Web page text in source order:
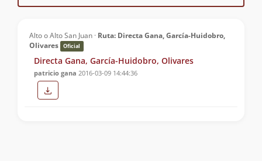
Alto o Alto San Juan · Ruta: Directa Gana, García-Huidobro,
Olivares
Oficial
Directa Gana, García-Huidobro, Olivares
patricio gana 2016-03-09 14:44:36